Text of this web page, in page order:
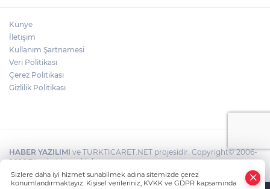
Künye
İletişim
Kullanım Şartnamesi
Veri Politikası
Çerez Politikası
Gizlilik Politikası
HABER YAZILIMI ve TURKTICARET.NET projesidir. Copyright© 2006-
2026 Tüm hakları saklıdır.
Sizlere daha iyi hizmet sunabilmek adına sitemizde çerez
konumlandırmaktayız. Kişisel verileriniz, KVKK ve GDPR kapsamında